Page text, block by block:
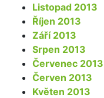
Listopad 2013
Říjen 2013
Září 2013
Srpen 2013
Červenec 2013
Červen 2013
Květen 2013